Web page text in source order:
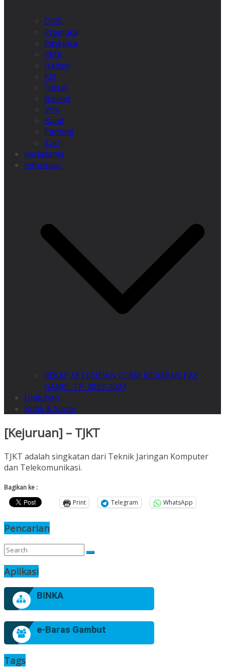
OSIS
Pramuka
Paskibra
PMR
Habsyi
KSI
Futsal
Basket
Voly
Band
Panting
Tari
Kerjasama
Informasi
REKAP KETERISIAN FORM KESIAPAN PAS
GANJIL TP. 2023-2024
Unduhan
Kritik & Saran
[Kejuruan] – TJKT
TJKT adalah singkatan dari Teknik Jaringan Komputer
dan Telekomunikasi.
Bagikan ke :
Print
Telegram WhatsApp
Pencarian
Aplikasi
BINKA
e-Baras Gambut
Tags